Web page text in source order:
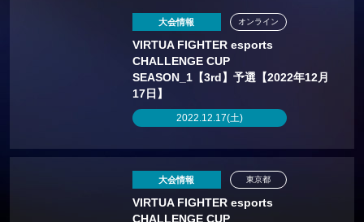
大会情報
VIRTUA FIGHTER esports
CHALLENGE CUP
SEASON_1【3rd】予選【2022年12月
17日】
2022.12.17(土)
オンライン
大会情報
VIRTUA FIGHTER esports
CHALLENGE CUP
東京都